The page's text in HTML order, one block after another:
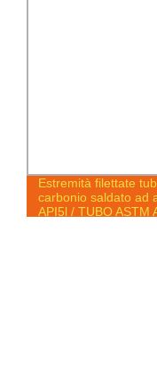
Estremità filettate
carbonio saldato ad
API5l / TUBO ASTM